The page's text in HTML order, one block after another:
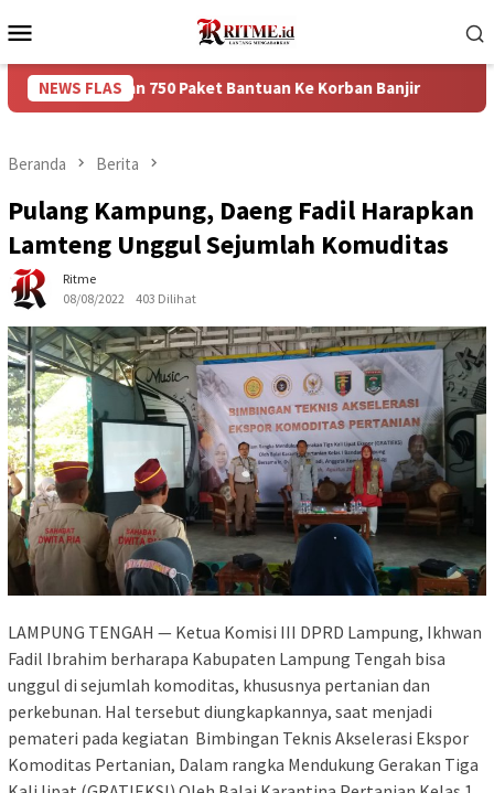
ke
Mobile
NEWS FLAS
750 Paket Bantuan Ke Korban Banjir Puncak Arus
Beranda Berita
Pulang Kampung, Daeng Fadil Harapkan
Lamteng Unggul Sejumlah Komuditas
Ritme
08/08/2022
403 Dilihat
LAMPUNG TENGAH — Ketua Komisi III DPRD Lampung, Ikhwan
Fadil Ibrahim berharapa Kabupaten Lampung Tengah bisa
unggul di sejumlah komoditas, khususnya pertanian dan
perkebunan. Hal tersebut diungkapkannya, saat menjadi
pemateri pada kegiatan Bimbingan Teknis Akselerasi Ekspor
Komoditas Pertanian, Dalam rangka Mendukung Gerakan Tiga